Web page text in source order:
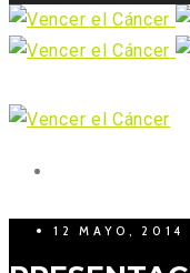
12 MAYO, 2014